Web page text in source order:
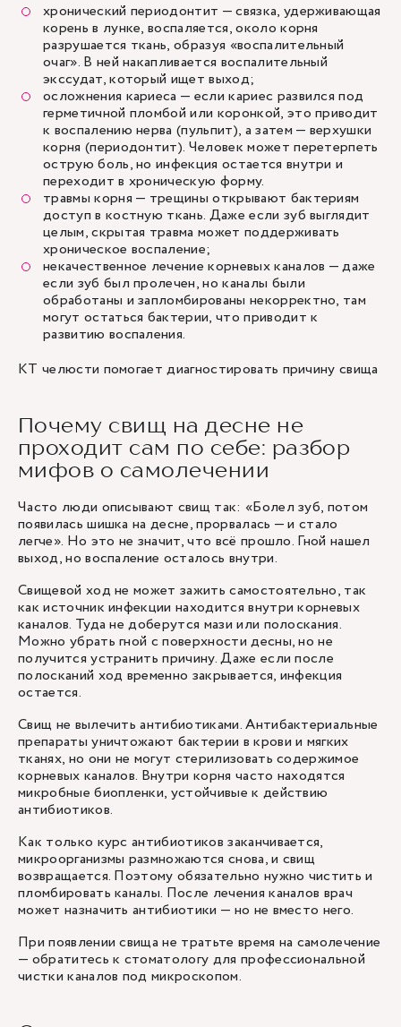
хронический периодонтит — cвязка, удерживающая
корень в лунке, воспаляется, около корня
разрушается ткань, образуя «воспалительный
очаг». В ней накапливается воспалительный
экссудат, который ищет выход;
осложнения кариеса — если кариес развился под
герметичной пломбой или коронкой, это приводит
к воспалению нерва (пульпит), а затем — верхушки
корня (периодонтит). Человек может перетерпеть
острую боль, но инфекция остается внутри и
переходит в хроническую форму.
травмы корня — трещины открывают бактериям
доступ в костную ткань. Даже если зуб выглядит
целым, скрытая травма может поддерживать
хроническое воспаление;
некачественное лечение корневых каналов — даже
если зуб был пролечен, но каналы были
обработаны и запломбированы некорректно, там
могут остаться бактерии, что приводит к
развитию воспаления.
КТ челюсти помогает диагностировать причину свища
Почему свищ на десне не
проходит сам по себе: разбор
мифов о самолечении
Часто люди описывают свищ так: «Болел зуб, потом
появилась шишка на десне, прорвалась — и стало
легче». Но это не значит, что всё прошло. Гной нашел
выход, но воспаление осталось внутри.
Свищевой ход не может зажить самостоятельно, так
как источник инфекции находится внутри корневых
каналов. Туда не доберутся мази или полоскания.
Можно убрать гной с поверхности десны, но не
получится устранить причину. Даже если после
полосканий ход временно закрывается, инфекция
остается.
Свищ не вылечить антибиотиками. Антибактериальные
препараты уничтожают бактерии в крови и мягких
тканях, но они не могут стерилизовать содержимое
корневых каналов. Внутри корня часто находятся
микробные биопленки, устойчивые к действию
антибиотиков.
Как только курс антибиотиков заканчивается,
микроорганизмы размножаются снова, и свищ
возвращается. Поэтому обязательно нужно чистить и
пломбировать каналы. После лечения каналов врач
может назначить антибиотики — но не вместо него.
При появлении свища не тратьте время на самолечение
— обратитесь к стоматологу для профессиональной
чистки каналов под микроскопом.